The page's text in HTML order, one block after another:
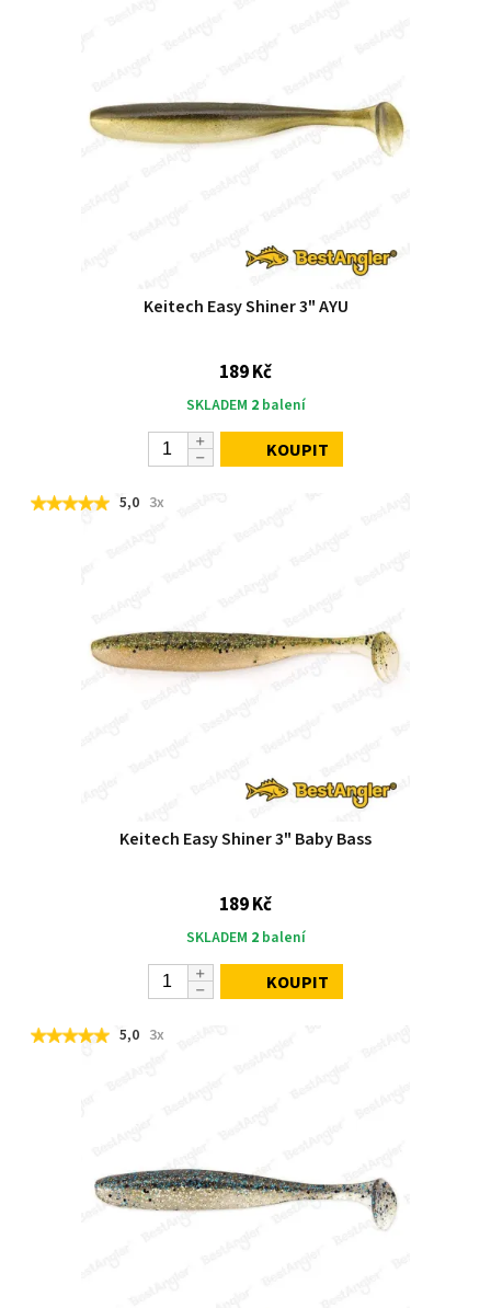
Keitech Easy Shiner 3" AYU
189 Kč
SKLADEM 2balení
KOUPIT
5,0 3x
Keitech Easy Shiner 3" Baby Bass
189 Kč
SKLADEM 2balení
KOUPIT
5,0 3x